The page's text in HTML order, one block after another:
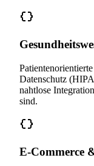
Datenschutz
nahtlose
sind.
E-Commerce